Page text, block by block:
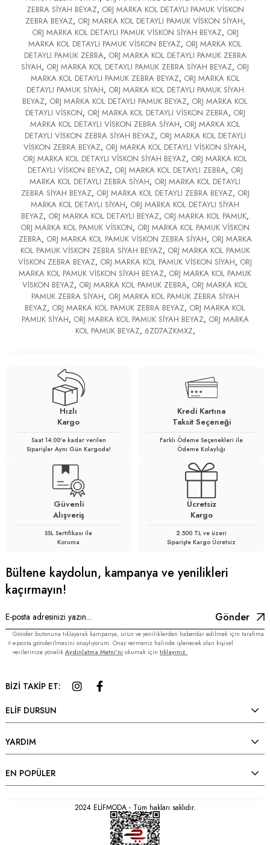
ZEBRA SİYAH BEYAZ, ORJ MARKA KOL DETAYLI PAMUK VİSKON
ZEBRA BEYAZ, ORJ MARKA KOL DETAYLI PAMUK VİSKON SİYAH,
ORJ MARKA KOL DETAYLI PAMUK VİSKON SİYAH BEYAZ, ORJ
MARKA KOL DETAYLI PAMUK VİSKON BEYAZ, ORJ MARKA KOL
DETAYLI PAMUK ZEBRA, ORJ MARKA KOL DETAYLI PAMUK ZEBRA
SİYAH, ORJ MARKA KOL DETAYLI PAMUK ZEBRA SİYAH BEYAZ, ORJ
MARKA KOL DETAYLI PAMUK ZEBRA BEYAZ, ORJ MARKA KOL
DETAYLI PAMUK SİYAH, ORJ MARKA KOL DETAYLI PAMUK SİYAH
BEYAZ, ORJ MARKA KOL DETAYLI PAMUK BEYAZ, ORJ MARKA KOL
DETAYLI VİSKON, ORJ MARKA KOL DETAYLI VİSKON ZEBRA, ORJ
MARKA KOL DETAYLI VİSKON ZEBRA SİYAH, ORJ MARKA KOL
DETAYLI VİSKON ZEBRA SİYAH BEYAZ, ORJ MARKA KOL DETAYLI
VİSKON ZEBRA BEYAZ, ORJ MARKA KOL DETAYLI VİSKON SİYAH,
ORJ MARKA KOL DETAYLI VİSKON SİYAH BEYAZ, ORJ MARKA KOL
DETAYLI VİSKON BEYAZ, ORJ MARKA KOL DETAYLI ZEBRA, ORJ
MARKA KOL DETAYLI ZEBRA SİYAH, ORJ MARKA KOL DETAYLI
ZEBRA SİYAH BEYAZ, ORJ MARKA KOL DETAYLI ZEBRA BEYAZ, ORJ
MARKA KOL DETAYLI SİYAH, ORJ MARKA KOL DETAYLI SİYAH
BEYAZ, ORJ MARKA KOL DETAYLI BEYAZ, ORJ MARKA KOL PAMUK,
ORJ MARKA KOL PAMUK VİSKON, ORJ MARKA KOL PAMUK VİSKON
ZEBRA, ORJ MARKA KOL PAMUK VİSKON ZEBRA SİYAH, ORJ MARKA
KOL PAMUK VİSKON ZEBRA SİYAH BEYAZ, ORJ MARKA KOL PAMUK
VİSKON ZEBRA BEYAZ, ORJ MARKA KOL PAMUK VİSKON SİYAH, ORJ
MARKA KOL PAMUK VİSKON SİYAH BEYAZ, ORJ MARKA KOL PAMUK
VİSKON BEYAZ, ORJ MARKA KOL PAMUK ZEBRA, ORJ MARKA KOL
PAMUK ZEBRA SİYAH, ORJ MARKA KOL PAMUK ZEBRA SİYAH
BEYAZ, ORJ MARKA KOL PAMUK ZEBRA BEYAZ, ORJ MARKA KOL
PAMUK SİYAH, ORJ MARKA KOL PAMUK SİYAH BEYAZ, ORJ MARKA
KOL PAMUK BEYAZ, 6ZD7AZKMXZ,
Hızlı
Kargo
Saat 14:00'e kadar verilen
Siparişler Aynı Gün Kargoda!
Kredi Kartına
Taksit Seçeneği
Farklı Ödeme Seçenekleri ile
Ödeme Kolaylığı
Güvenli
Alışveriş
SSL Sertifikası ile
Koruma
Ücretsiz
Kargo
2.500 TL ve üzeri
Siparişte Kargo Ücretsiz
Bültene kaydolun, kampanya ve yenilikleri
kaçırmayın!
Gönder
Gönder butonuna tıklayarak kampanya, ürün ve yeniliklerden haberdar edilmek için tarafıma
e-posta gönderilmesini onaylıyorum. Onay vermeniz halinde işlenecek olan kişisel
verilerinize yönelik Aydınlatma Metni’ni okumak için tıklayınız.
BİZİ TAKİP ET:
ELİF DURSUN
YARDIM
EN POPÜLER
2024 ELİFMODA - Tüm hakları saklıdır.